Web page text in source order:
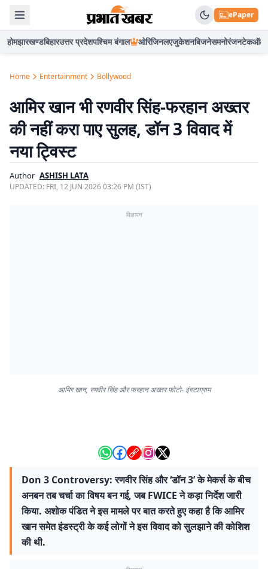
ePaper
होमझारखण्डबिहारउत्तर प्रदेशपश्चिम बंगाल ओरिजिनलएजुकेशनबिजनेसमनोरंजनटेकऑटो
Home Entertainment Bollywood
आमिर खान भी रणवीर सिंह-फरहान अख्तर
की नहीं करा पाए सुलह, डॉन 3 विवाद में
नया ट्विस्ट
Author ASHISH LATA
UPDATED: FRI, 12 JUN 2026 03:26 PM (IST)
विज्ञापन
आमिर खान, रणवीर सिंह और फरहान अख्तर फोटो- इंस्टाग्राम
Don 3 Controversy: रणवीर सिंह और ‘डॉन 3’ के मेकर्स के बीच
अनबन तब चर्चा का विषय बन गई, जब FWICE ने कड़ा निर्देश जारी
किया. अशोक पंडित ने इस मामले पर बात करते हुए कहा है कि आमिर
खान समेत इंडस्ट्री के कई लोगों ने इस विवाद को सुलझाने की कोशिश
की थी.